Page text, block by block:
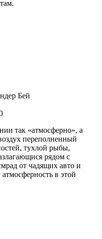
Бей
так «атмосферно», а
переполненный
тухлой рыбы,
рядом с
от чадящих авто и
в этой